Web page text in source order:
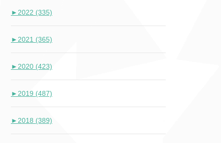
►2022 (335)
►2021 (365)
►2020 (423)
►2019 (487)
►2018 (389)